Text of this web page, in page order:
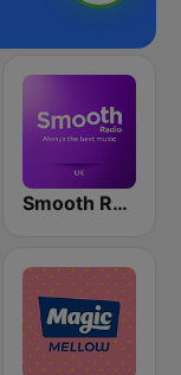
Smooth Radio UK